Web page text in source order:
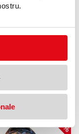
15 %